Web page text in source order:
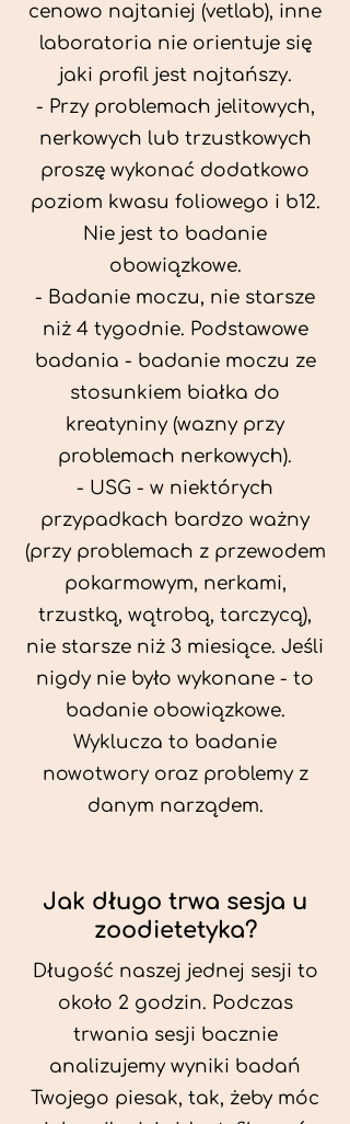
cenowo najtaniej (vetlab), inne
laboratoria nie orientuje się
jaki profil jest najtańszy.
- Przy problemach jelitowych,
nerkowych lub trzustkowych
proszę wykonać dodatkowo
poziom kwasu foliowego i b12.
Nie jest to badanie
obowiązkowe.
- Badanie moczu, nie starsze
niż 4 tygodnie. Podstawowe
badania - badanie moczu ze
stosunkiem białka do
kreatyniny (wazny przy
problemach nerkowych).
- USG - w niektórych
przypadkach bardzo ważny
(przy problemach z przewodem
pokarmowym, nerkami,
trzustką, wątrobą, tarczycą),
nie starsze niż 3 miesiące. Jeśli
nigdy nie było wykonane - to
badanie obowiązkowe.
Wyklucza to badanie
nowotwory oraz problemy z
danym narządem.
Jak długo trwa sesja u
zoodietetyka?
Długość naszej jednej sesji to
około 2 godzin. Podczas
trwania sesji bacznie
analizujemy wyniki badań
Twojego piesak, tak, żeby móc